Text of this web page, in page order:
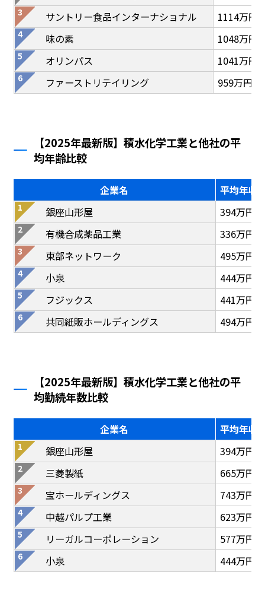
サントリー食品インターナショナル
1114万円
味の素
1048万円
オリンパス
1041万円
ファーストリテイリング
959万円
【2025年最新版】積水化学工業と他社の平
均年齢比較
企業名
平均年収
銀座山形屋
394万円
有機合成薬品工業
336万円
東部ネットワーク
495万円
小泉
444万円
フジックス
441万円
共同紙販ホールディングス
494万円
【2025年最新版】積水化学工業と他社の平
均勤続年数比較
企業名
平均年収
銀座山形屋
394万円
三菱製紙
665万円
宝ホールディングス
743万円
中越パルプ工業
623万円
リーガルコーポレーション
577万円
小泉
444万円